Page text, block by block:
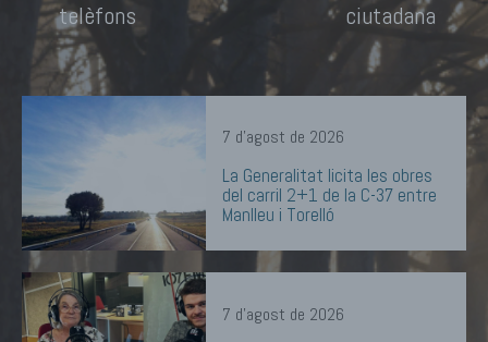
telèfons
ciutadana
7 d'agost de 2026
La Generalitat licita les obres
del carril 2+1 de la C-37 entre
Manlleu i Torelló
7 d'agost de 2026